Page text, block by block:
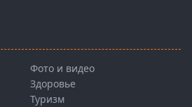
Фото и видео
Здоровье
Туризм